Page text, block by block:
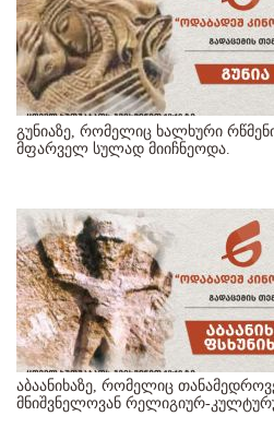
გუნიაზე, რომელიც ხალხური
მფარველ სულად მიიჩნეოდა.
აბაანიხაზე, რომელიც
მნიშვნელოვან რელიგიურ-